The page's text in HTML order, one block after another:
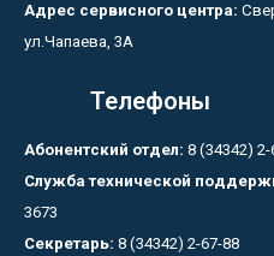
Адрес сервисного центра:
ул.Чапаева, 3А
Телефоны
Абонентский отдел: 8 (34342) 2-
Служба технической
3673
Секретарь: 8 (34342) 2-67-88